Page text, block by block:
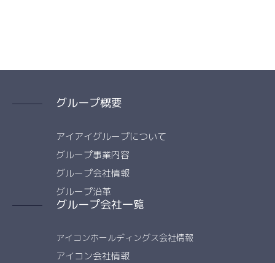
グループ概要
アイアイグループについて
グループ事業内容
グループ会社情報
グループ沿革
グループ会社一覧
アイコンホールディングス会社情報
アイコン会社情報